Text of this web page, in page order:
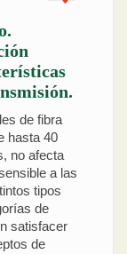
de fibra
hasta 40
no afecta
a las
tipos
de
satisfacer
de